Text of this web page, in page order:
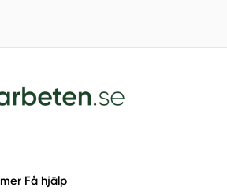
Få hjälp